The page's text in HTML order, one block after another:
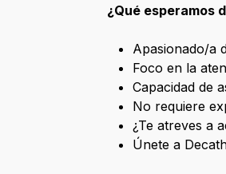
¿Qué esperamos
Apasionado/a
Foco en la
Capacidad de
No requiere
¿Te atreves a
Únete a